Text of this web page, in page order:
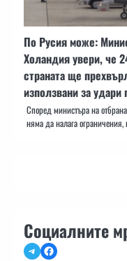
По Русия може:
Холандия увери, че
страната ще
използвани за
Според министъра на
няма да налага ограничения,
Социалните
TelegramFacebook